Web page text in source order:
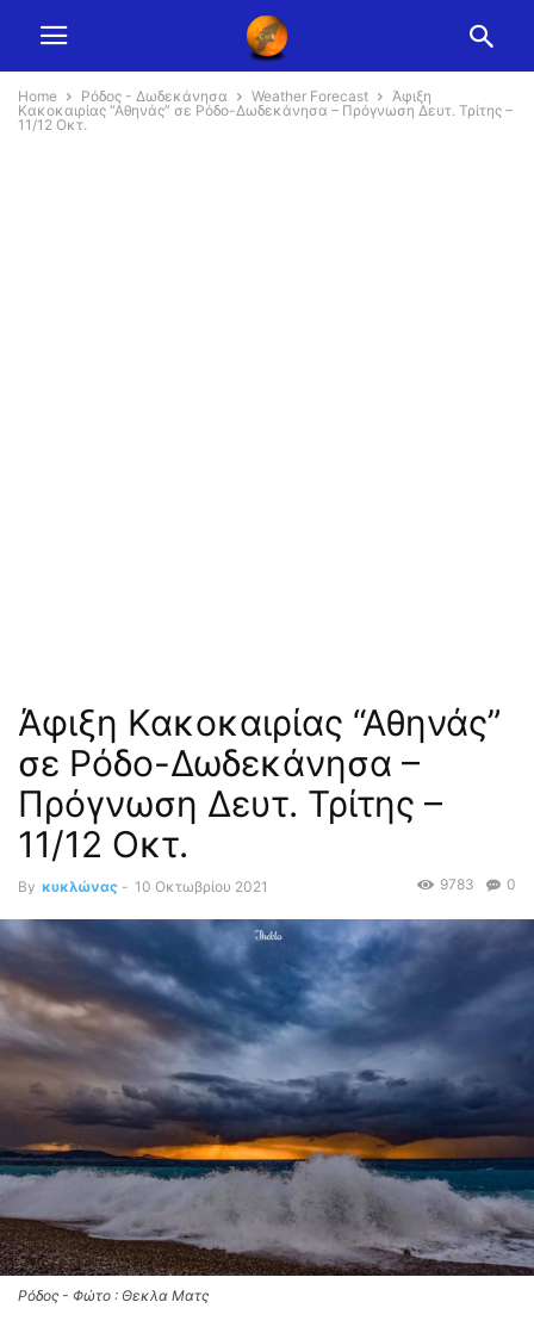
Home Ρόδος - Δωδεκάνησα Weather Forecast
Άφιξη
Κακοκαιρίας “Αθηνάς” σε Ρόδο-Δωδεκάνησα – Πρόγνωση Δευτ. Τρίτης –
11/12 Οκτ.
Άφιξη Κακοκαιρίας “Αθηνάς”
σε Ρόδο-Δωδεκάνησα –
Πρόγνωση Δευτ. Τρίτης –
11/12 Οκτ.
By κυκλώνας - 10 Οκτωβρίου 2021 0
9783
Ρόδος - Φώτο : Θεκλα Ματς